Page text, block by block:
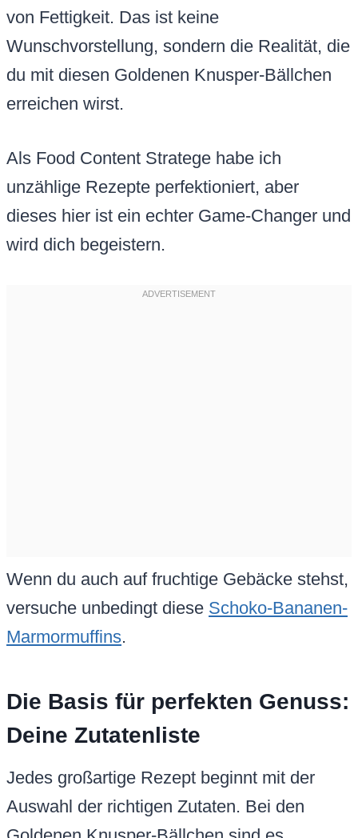
von Fettigkeit. Das ist keine
Wunschvorstellung, sondern die Realität, die
du mit diesen Goldenen Knusper-Bällchen
erreichen wirst.
Als Food Content Stratege habe ich
unzählige Rezepte perfektioniert, aber
dieses hier ist ein echter Game-Changer und
wird dich begeistern.
Wenn du auch auf fruchtige Gebäcke stehst,
versuche unbedingt diese Schoko-Bananen-
Marmormuffins.
Die Basis für perfekten Genuss:
Deine Zutatenliste
Jedes großartige Rezept beginnt mit der
Auswahl der richtigen Zutaten. Bei den